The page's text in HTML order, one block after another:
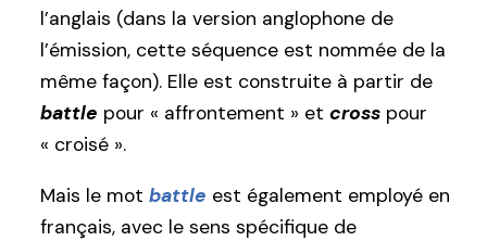
l’anglais (dans la version anglophone de
l’émission, cette séquence est nommée de la
même façon). Elle est construite à partir de
battle pour « affrontement » et cross pour
« croisé ».
Mais le mot battle est également employé en
français, avec le sens spécifique de